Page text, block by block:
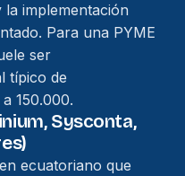
implementación
Para una PYME
ser
típico de
150.000.
Sysconta,
ecuatoriano que